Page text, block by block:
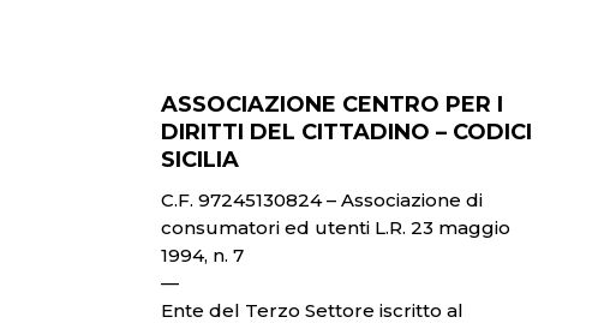
ASSOCIAZIONE CENTRO PER I
DIRITTI DEL CITTADINO – CODICI
SICILIA
C.F. 97245130824 – Associazione di
consumatori ed utenti L.R. 23 maggio
1994, n. 7
—
Ente del Terzo Settore iscritto al